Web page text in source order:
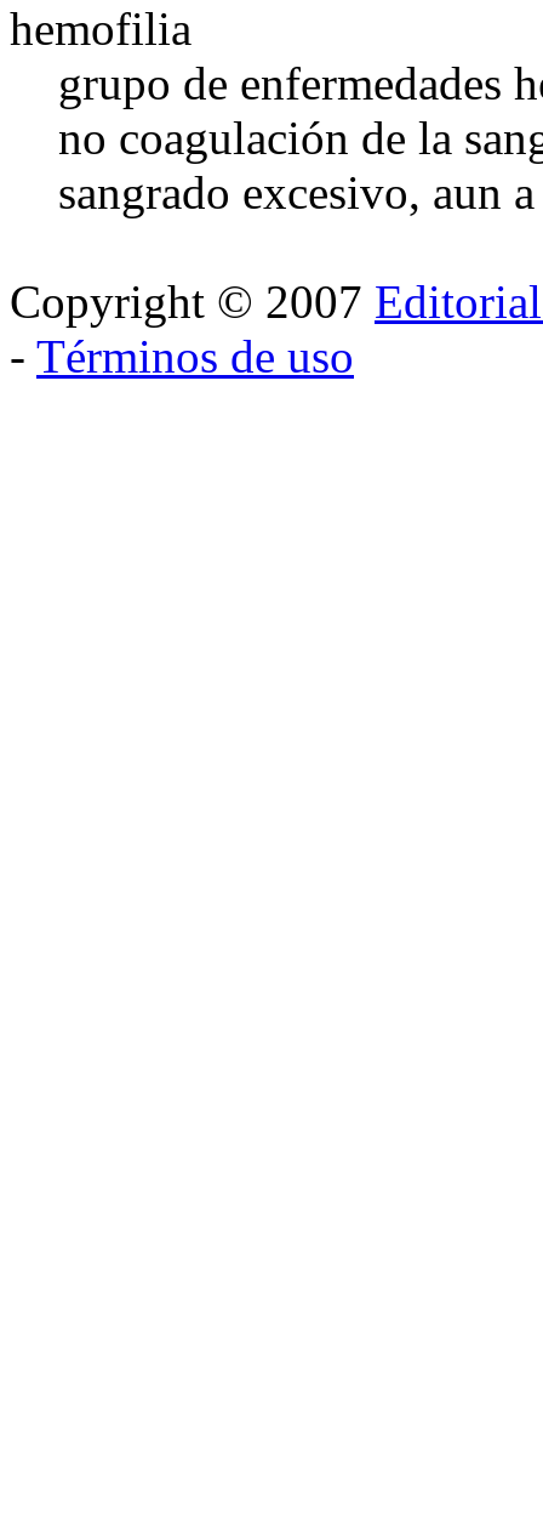
hemofilia
grupo de enfermedades
no coagulación de la
sangrado excesivo, aun
Copyright © 2007
- Términos de uso